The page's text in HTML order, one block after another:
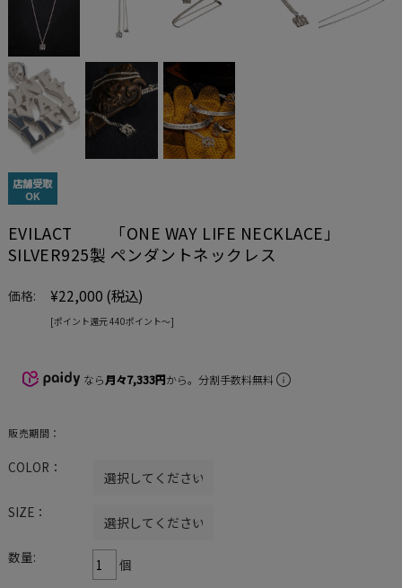
店舗受取
OK
EVILACT 「ONE WAY LIFE NECKLACE」
SILVER925製 ペンダントネックレス
価格: ¥22,000 (税込)
[ポイント還元 440ポイント〜]
なら月々7,333円から。分割手数料無料
販売期間：
COLOR：
SIZE：
数量: 個